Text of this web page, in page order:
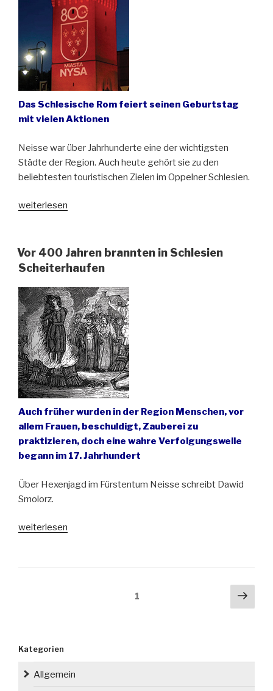
Das Schlesische Rom feiert seinen Geburtstag
mit vielen Aktionen
Neisse war über Jahrhunderte eine der wichtigsten
Städte der Region. Auch heute gehört sie zu den
beliebtesten touristischen Zielen im Oppelner Schlesien.
„Vor
erhielt
Neisse
Stadtrecht“
weiterlesen
Vor 400 Jahren brannten in Schlesien
Scheiterhaufen
Auch früher wurden in der Region Menschen, vor
allem Frauen, beschuldigt, Zauberei zu
praktizieren, doch eine wahre Verfolgungswelle
begann im 17. Jahrhundert
Über Hexenjagd im Fürstentum Neisse schreibt Dawid
Smolorz.
„Vor
weiterlesen
Seitennummerierung1
Kategorien
Allgemein